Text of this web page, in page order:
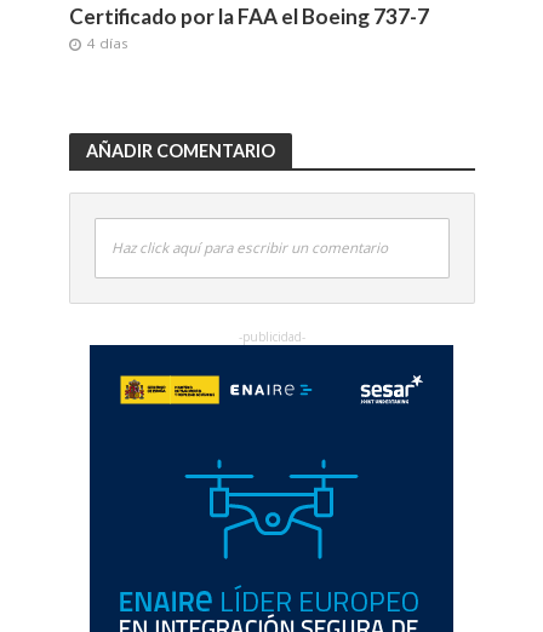
Certificado por la FAA el Boeing 737-7
4 días
AÑADIR COMENTARIO
Haz click aquí para escribir un comentario